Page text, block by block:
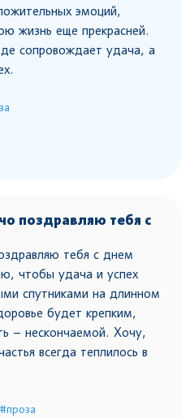
эмоций,
жизнь еще прекрасней.
сопровождает удача, а
поздравляю тебя с
тебя с днем
чтобы удача и успех
спутниками на длинном
будет крепким,
– нескончаемой. Хочу,
всегда теплилось в
#проза